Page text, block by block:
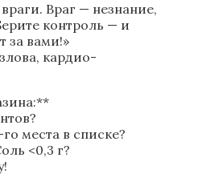
Враг — незнание,
контроль — и
за вами!»
кардио-
места в списке?
<0,3 г?